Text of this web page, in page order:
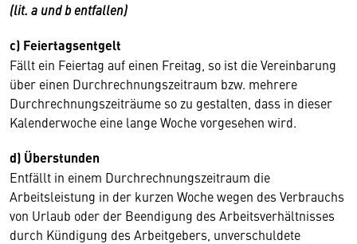
(lit. a und b entfallen)
c) Feiertagsentgelt
Fällt ein Feiertag auf einen Freitag, so ist die Ver­einbarung
über einen Durchrechnungszeit­raum bzw. mehrere
Durchrechnungszeiträume so zu gestalten, dass in dieser
Kalenderwoche eine lange Woche vorgesehen wird.
d) Überstunden
Entfällt in einem Durchrechnungszeitraum die
Arbeitsleistung in der kurzen Woche wegen des Verbrauchs
von Urlaub oder der Beendigung des Arbeitsverhältnisses
durch Kündigung des Arbeitgebers, unverschuldete